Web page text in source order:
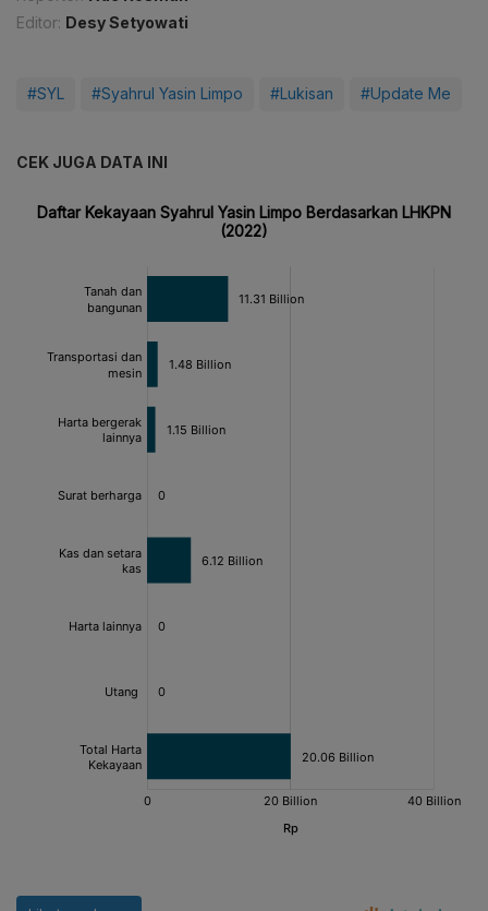
Editor: Desy Setyowati
#SYL #Syahrul Yasin Limpo #Lukisan #Update Me
CEK JUGA DATA INI